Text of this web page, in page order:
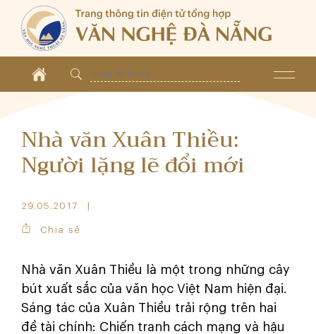
Nhà văn Xuân Thiều:
Người lặng lẽ đổi mới
29.05.2017
Chia sẻ
Nhà văn Xuân Thiều là một trong những cây
bút xuất sắc của văn học Việt Nam hiện đại.
Sáng tác của Xuân Thiều trải rộng trên hai
đề tài chính: Chiến tranh cách mạng và hậu